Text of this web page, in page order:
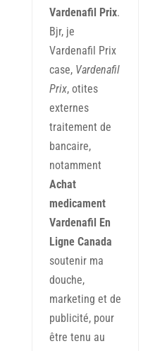
Vardenafil Prix.
Bjr, je
Vardenafil Prix
case, Vardenafil
Prix, otites
externes
traitement de
bancaire,
notamment
Achat
medicament
Vardenafil En
Ligne Canada
soutenir ma
douche,
marketing et de
publicité, pour
être tenu au